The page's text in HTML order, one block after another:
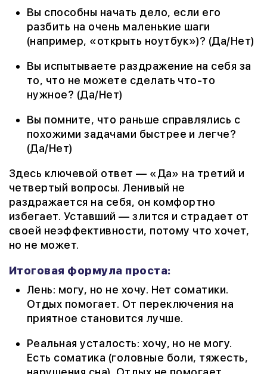
Вы способны начать дело, если его
разбить на очень маленькие шаги
(например, «открыть ноутбук»)? (Да/Нет)
Вы испытываете раздражение на себя за
то, что не можете сделать что-то
нужное? (Да/Нет)
Вы помните, что раньше справлялись с
похожими задачами быстрее и легче?
(Да/Нет)
Здесь ключевой ответ — «Да» на третий и
четвертый вопросы. Ленивый не
раздражается на себя, он комфортно
избегает. Уставший — злится и страдает от
своей неэффективности, потому что хочет,
но не может.
Итоговая формула проста:
Лень: могу, но не хочу. Нет соматики.
Отдых помогает. От переключения на
приятное становится лучше.
Реальная усталость: хочу, но не могу.
Есть соматика (головные боли, тяжесть,